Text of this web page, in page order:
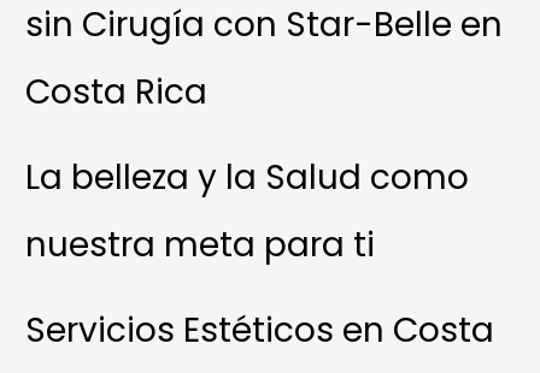
sin Cirugía con Star-Belle en
Costa Rica
La belleza y la Salud como
nuestra meta para ti
Servicios Estéticos en Costa